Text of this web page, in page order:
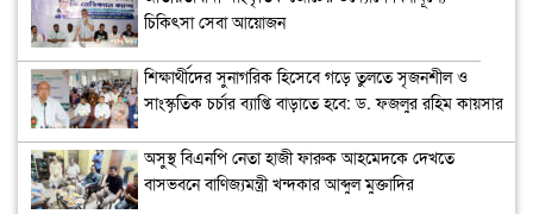
চিকিৎসা সেবা আয়োজন
শিক্ষার্থীদের সুনাগরিক হিসেবে গড়ে তুলতে সৃজনশীল ও
সাংস্কৃতিক চর্চার ব্যাপ্তি বাড়াতে হবে: ড. ফজলুর রহিম কায়সার
অসুস্থ বিএনপি নেতা হাজী ফারুক আহমেদকে দেখতে
বাসভবনে বাণিজ্যমন্ত্রী খন্দকার আব্দুল মুক্তাদির